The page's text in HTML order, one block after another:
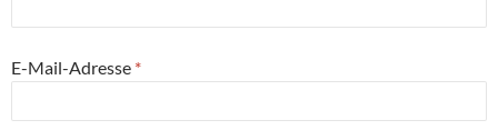
E-Mail-Adresse *